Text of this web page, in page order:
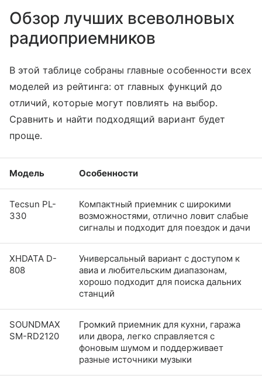
Обзор лучших всеволновых
радиоприемников
В этой таблице собраны главные особенности всех
моделей из рейтинга: от главных функций до
отличий, которые могут повлиять на выбор.
Сравнить и найти подходящий вариант будет
проще.
Модель Особенности
Tecsun PL-
330
Компактный приемник с широкими
возможностями, отлично ловит слабые
сигналы и подходит для поездок и дачи
XHDATA D-
808
Универсальный вариант с доступом к
авиа и любительским диапазонам,
хорошо подходит для поиска дальних
станций
SOUNDMAX
SM-RD2120
Громкий приемник для кухни, гаража
или двора, легко справляется с
фоновым шумом и поддерживает
разные источники музыки